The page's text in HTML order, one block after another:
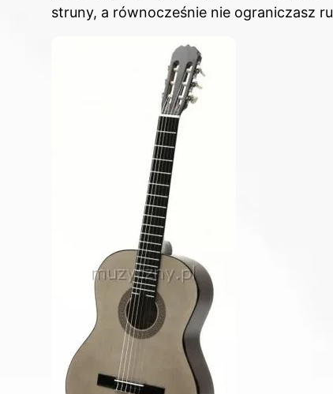
struny, a równocześnie nie ograniczasz